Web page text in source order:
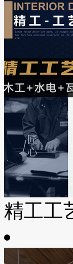
精工工